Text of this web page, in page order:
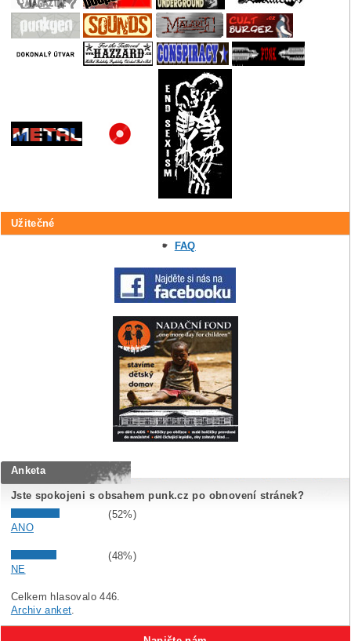
Užitečné
FAQ
Anketa
Jste spokojeni s obsahem punk.cz po obnovení stránek?
(52%)
ANO
(48%)
NE
Celkem hlasovalo 446.
Archiv anket